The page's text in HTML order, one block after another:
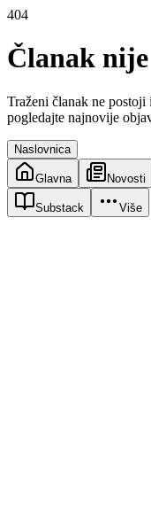
404
Članak
Traženi članak ne
pogledajte najnovije
Naslovnica
Glavna Novosti
Substack Više